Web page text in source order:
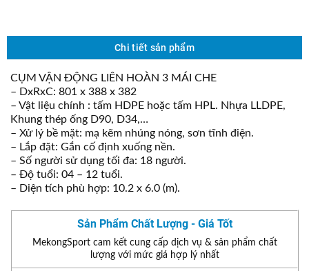
Chi tiết sản phẩm
CỤM VẬN ĐỘNG LIÊN HOÀN 3 MÁI CHE
– DxRxC: 801 x 388 x 382
– Vật liệu chính : tấm HDPE hoặc tấm HPL. Nhựa LLDPE,
Khung thép ống D90, D34,…
– Xử lý bề mặt: mạ kẽm nhúng nóng, sơn tĩnh điện.
– Lắp đặt: Gắn cố định xuống nền.
– Số người sử dụng tối đa: 18 người.
– Độ tuổi: 04 – 12 tuổi.
– Diện tích phù hợp: 10.2 x 6.0 (m).
Sản Phẩm Chất Lượng - Giá Tốt
MekongSport cam kết cung cấp dịch vụ & sản phẩm chất
lượng với mức giá hợp lý nhất